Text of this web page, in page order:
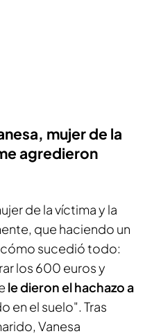
mujer de la
agredieron
de la víctima y la
que haciendo un
sucedió todo:
los 600 euros y
le dieron el hachazo a
en el suelo". Tras
Vanesa